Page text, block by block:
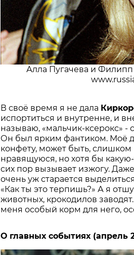
Алла Пугачева и
В своё время я не дала
испортиться и внутренне, и
называю, «мальчик-ксерокс» -
Он был ярким фантиком. Моё
конфету, может быть,
нравящуюся, но хотя бы
сих пор вызывает изжогу.
очень уж старается
«Как ты это терпишь?» А я
животных, крокодилов
меня особый корм для него,
О главных событиях (апрель